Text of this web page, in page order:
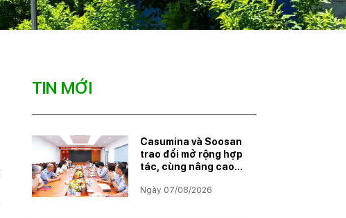
TIN MỚI
Casumina và Soosan
trao đổi mở rộng hợp
tác, cùng nâng cao
Ngày 07/08/2026